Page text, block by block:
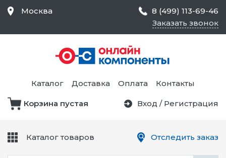
Москва
8 (499) 113-69-46
Заказать звонок
Каталог Доставка Оплата Контакты
Корзина пустая Вход / Регистрация
Каталог товаров
Средства Контроля
Статического
Электричества и
Безопасности,
Товары для Чистых
Отследить заказ